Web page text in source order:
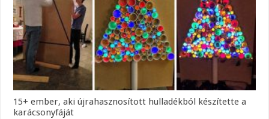
15+ ember, aki újrahasznosított hulladékból készítette a
karácsonyfáját